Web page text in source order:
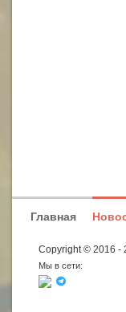
Главная
Copyright © 2016 -
Мы в сети: